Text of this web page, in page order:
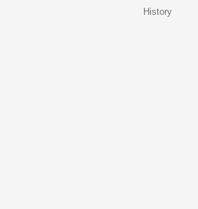
History